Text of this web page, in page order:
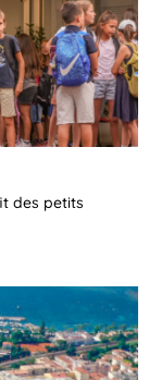
des petits